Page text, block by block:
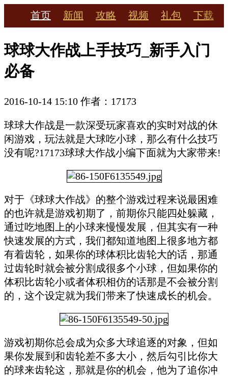
首页 新闻 攻略 视频 礼包 下载
球球大作战上手技巧_新手入门
必备
2016-10-14 15:10 作者：17173
球球大作战是一款深受玩家喜欢的实时对战的休
闲游戏，玩法就是大球吃小球，那么有什么技巧
没有呢?17173球球大作战小编下面就为大家带来!
对于《球球大作战》的整个游戏过程来说最困难
的也许就是游戏初期了，前期你只能四处躲藏，
通过吃地图上的小球来慢慢发展，但其实有一种
快速发展的方式，我们都知道地图上很多地方都
有着齿轮，如果你的球体积比齿轮大的话，那通
过齿轮时就会被分割成很多个小球，但如果你的
体积比齿轮小或者体积相仿的话那是不会被分割
的，这个设定就为我们带来了快速成长的机会。
游戏初期你总会成为众多大球追逐的对象，但如
果你发展到和齿轮差不多大小，然后勾引比你大
的球来齿轮这，那就是你的机会，他为了追你冲